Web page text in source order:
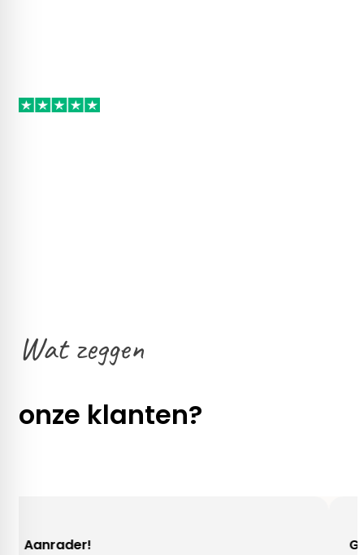
Wat zeggen
onze klanten?
Gezellig